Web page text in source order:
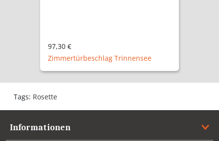
99,30 €
Drückergarnitur Dänholm
Tags: Rosette
Informationen